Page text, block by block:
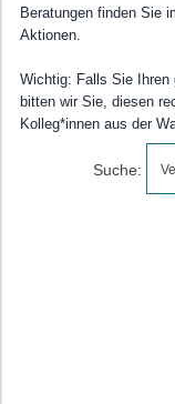
Beratungen finden Sie
Aktionen.
Wichtig: Falls Sie Ihren
bitten wir Sie, diesen
Kolleg*innen aus der
Suche: